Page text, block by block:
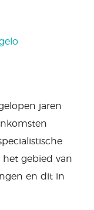
jaren
het gebied van
en dit in